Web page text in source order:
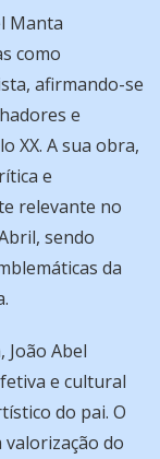
Manta
como
afirmando-se
e
XX. A sua obra,
e
relevante no
sendo
da
Abel
e cultural
do pai. O
do